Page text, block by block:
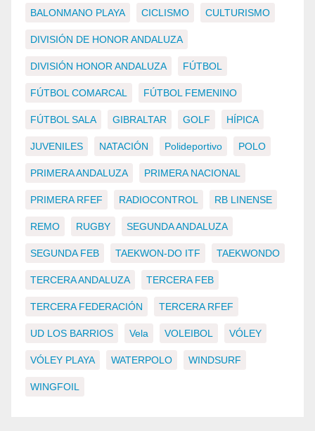
BALONMANO PLAYA CICLISMO CULTURISMO
DIVISIÓN DE HONOR ANDALUZA
DIVISIÓN HONOR ANDALUZA FÚTBOL
FÚTBOL COMARCAL FÚTBOL FEMENINO
FÚTBOL SALA GIBRALTAR GOLF HÍPICA
JUVENILES NATACIÓN Polideportivo POLO
PRIMERA ANDALUZA PRIMERA NACIONAL
PRIMERA RFEF RADIOCONTROL RB LINENSE
REMO RUGBY SEGUNDA ANDALUZA
SEGUNDA FEB TAEKWON-DO ITF TAEKWONDO
TERCERA ANDALUZA TERCERA FEB
TERCERA FEDERACIÓN TERCERA RFEF
UD LOS BARRIOS Vela VOLEIBOL VÓLEY
VÓLEY PLAYA WATERPOLO WINDSURF
WINGFOIL